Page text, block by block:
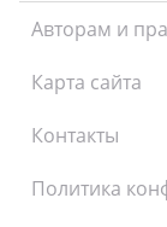
Авторам и
Карта сайта
Контакты
Политика